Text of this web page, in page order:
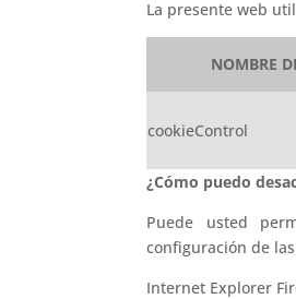
La presente web
NOMBRE
cookieControl
¿Cómo puedo
Puede usted
configuración de
Internet Explorer